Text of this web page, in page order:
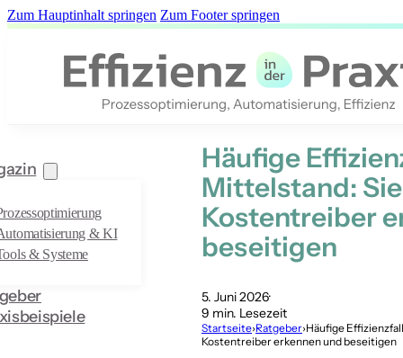
Zum Hauptinhalt springen Zum Footer springen
& KI
& Systeme
Häufige
Mittelstand:
Kostentreiber
beseitigen
5. Juni 2026
9 min. Lesezeit
Startseite›Ratgeber›Häufige
Kostentreiber erkennen und beseitigen